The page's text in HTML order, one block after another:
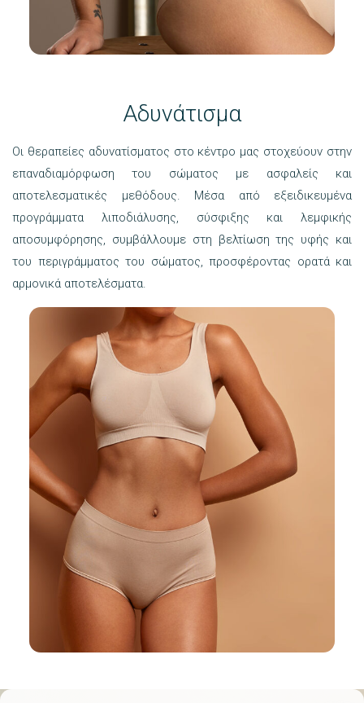
Αδυνάτισμα
Οι θεραπείες αδυνατίσματος στο κέντρο μας στοχεύουν στην
επαναδιαμόρφωση του σώματος με ασφαλείς και
αποτελεσματικές μεθόδους. Μέσα από εξειδικευμένα
προγράμματα λιποδιάλυσης, σύσφιξης και λεμφικής
αποσυμφόρησης, συμβάλλουμε στη βελτίωση της υφής και
του περιγράμματος του σώματος, προσφέροντας ορατά και
αρμονικά αποτελέσματα.